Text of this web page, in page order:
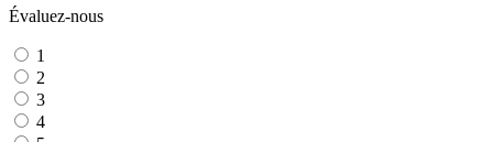
Évaluez-nous
1
2
3
4